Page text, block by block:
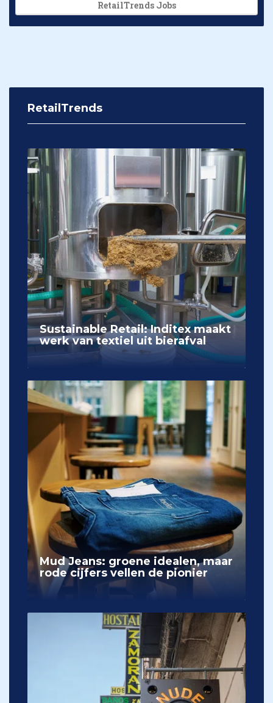
RetailTrends Jobs
RetailTrends
Sustainable Retail: Inditex maakt
werk van textiel uit bierafval
Mud Jeans: groene idealen, maar
rode cijfers vellen de pionier